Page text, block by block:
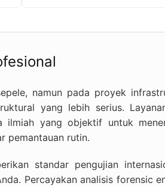
namun pada proyek
yang lebih serius.
ilmiah yang objektif untuk
pemantauan rutin.
standar pengujian
Percayakan analisis forensic